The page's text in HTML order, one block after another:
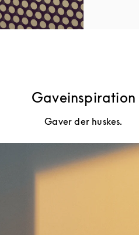
Gaveinspiration
Gaver der huskes.